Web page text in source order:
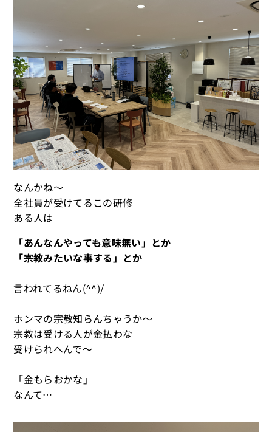
なんかね～
全社員が受けてるこの研修
ある人は
「あんなんやっても意味無い」とか
「宗教みたいな事する」とか
言われてるねん(^^)/
ホンマの宗教知らんちゃうか～
宗教は受ける人が金払わな
受けられへんで～
「金もらおかな」
なんて…